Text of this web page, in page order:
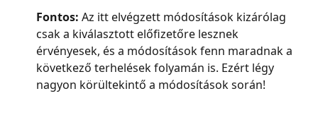
Fontos: Az itt elvégzett módosítások kizárólag
csak a kiválasztott előfizetőre lesznek
érvényesek, és a módosítások fenn maradnak a
következő terhelések folyamán is. Ezért légy
nagyon körültekintő a módosítások során!